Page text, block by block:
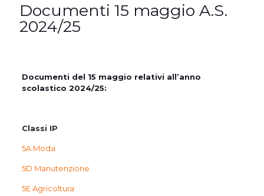
Documenti 15 maggio A.S.
2024/25
Documenti del 15 maggio relativi all’anno
scolastico 2024/25:
Classi IP
5A Moda
5D Manutenzione
5E Agricoltura